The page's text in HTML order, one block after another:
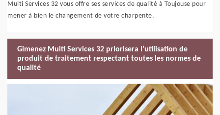
Multi Services 32 vous offre ses services de qualité à Toujouse pour
mener à bien le changement de votre charpente.
Gimenez Multi Services 32 priorisera l’utilisation de
produit de traitement respectant toutes les normes de
qualité